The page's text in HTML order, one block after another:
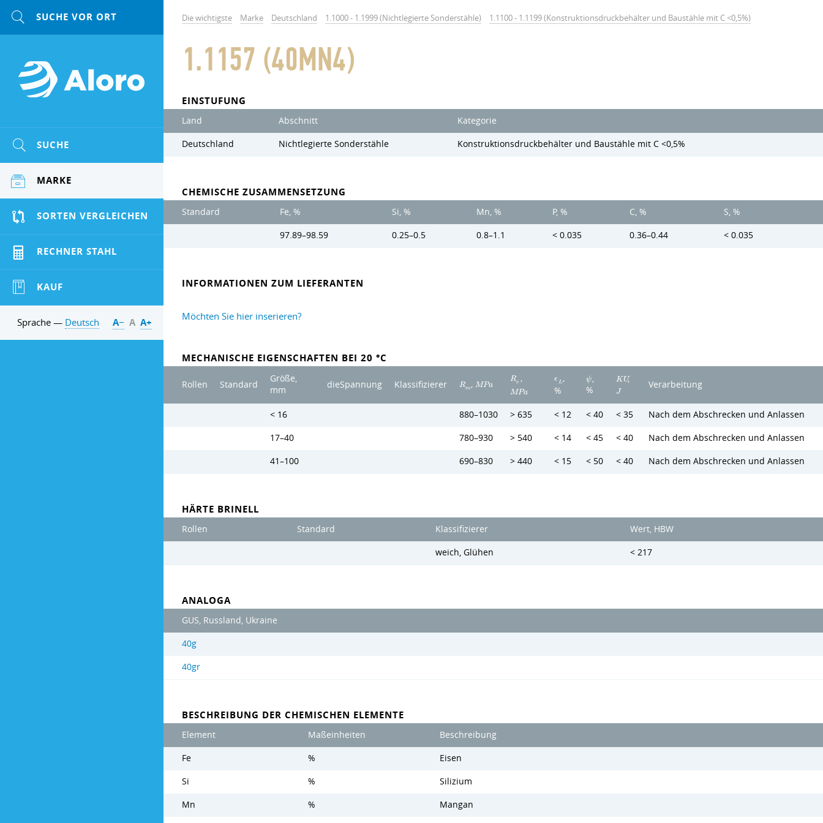
Die wichtigste Marke Deutschland 1.1000 - 1.1999 (Nichtlegierte Sonderstähle) 1.1100 - 1.1199 (Konstruktionsdruckbehälter und Baustähle mit C <0,5%)
1.1157 (40MN4)
EINSTUFUNG
Land Abschnitt Kategorie
Deutschland Nichtlegierte Sonderstähle Konstruktionsdruckbehälter und Baustähle mit C <0,5%
CHEMISCHE ZUSAMMENSETZUNG
Standard Fe, % Si, % Mn, % P, % C, % S, %
97.89–98.59 0.25–0.5 0.8–1.1 < 0.035 0.36–0.44 < 0.035
INFORMATIONEN ZUM LIEFERANTEN
Möchten Sie hier inserieren?
MECHANISCHE EIGENSCHAFTEN BEI 20 °C
Rollen Standard
Größe,
mm
dieSpannung Klassifizierer Rm , MPa
Re ,
MPa
ϵ L,
%
ψ,
%
K U,
J
Verarbeitung
< 16 880–1030 > 635 < 12 < 40 < 35 Nach dem Abschrecken und Anlassen
17–40 780–930 > 540 < 14 < 45 < 40 Nach dem Abschrecken und Anlassen
41–100 690–830 > 440 < 15 < 50 < 40 Nach dem Abschrecken und Anlassen
HÄRTE BRINELL
Rollen Standard Klassifizierer Wert, HBW
weich, Glühen < 217
ANALOGA
GUS, Russland, Ukraine
40g
40gr
BESCHREIBUNG DER CHEMISCHEN ELEMENTE
Element Maßeinheiten Beschreibung
Fe % Eisen
Si % Silizium
Mn % Mangan
SUCHE
MARKE
SORTEN VERGLEICHEN
RECHNER STAHL
KAUF
Sprache — Deutsch А− А А+